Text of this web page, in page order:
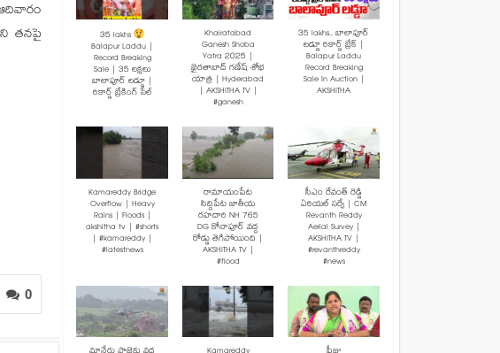
తనపై
0
35 lakhs
Balapur Laddu |
Record Breaking
Sale | 35 లక్షలు
బాలాపూర్ లడ్డూ |
రికార్డ్ బ్రేకింగ్ సేల్
Khairatabad
Ganesh Shoba
Yatra 2025 |
ఖైరతాబాద్ గణేష్ శోభ
యాత్ర | Hyderabad
| AKSHITHA TV |
#ganesh
35 lakhs.. బాలాపూర్
లడ్డూ రికార్డ్ బ్రేక్ |
Balapur Laddu
Record Breaking
Sale In Auction |
AKSHITHA
Kamareddy Bridge
Overflow | Heavy
Rains | Floods |
akshitha tv | #shorts
| #kamareddy |
#latestnews
రామాయంపేట
సిద్దిపేట జాతీయ
రహదారి NH 765
DG కోనాపూర్ వద్ద
రోడ్డు తెగిపోయింది |
AKSHITHA TV |
#flood
సీఎం రేవంత్ రెడ్డి
ఏరియల్ సర్వే | CM
Revanth Reddy
Aerial Survey |
AKSHITHA TV |
#revanthreddy
#news